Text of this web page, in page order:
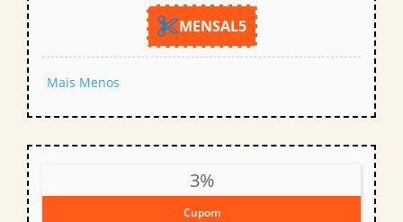
MENSAL5
Mais Menos
3%
Cupom